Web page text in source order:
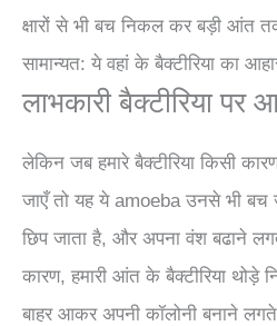
क्षारों से भी बच निकल कर बड़ी आंत
सामान्यत: ये वहां के बैक्टीरिया का
लाभकारी बैक्टीरिया पर
लेकिन जब हमारे बैक्टीरिया किसी
जाएँ तो यह ये amoeba उनसे भी बच
छिप जाता है, और अपना वंश बढाने
कारण, हमारी आंत के बैक्टीरिया थोड़े
बाहर आकर अपनी कॉलोनी बनाने